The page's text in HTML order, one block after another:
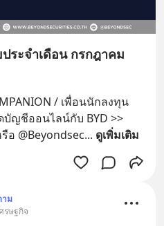
ระจำเดือน กรกฎาคม
/ เพื่อนนักลงทุน
อ @Beyondsec... ดูเพิ่มเติม
าม
รษฐกิจ